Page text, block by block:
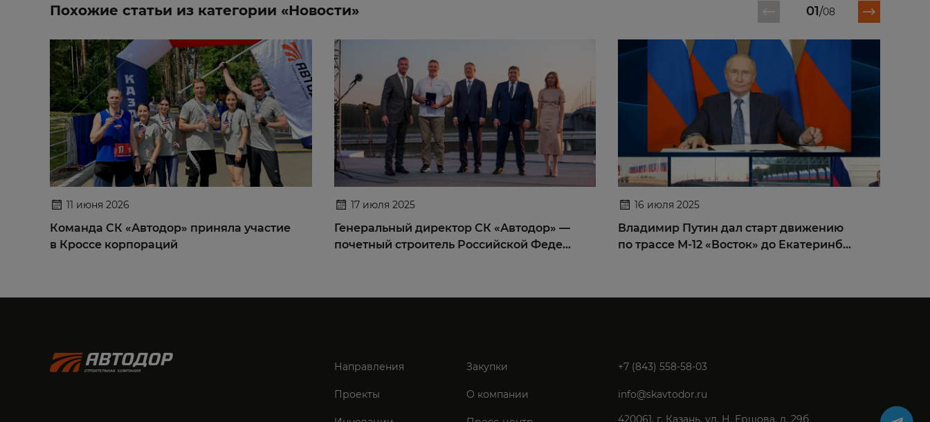
Похожие статьи из категории «Новости» 01/08
11 июня 2026
Команда СК «Автодор» приняла участие
в Кроссе корпораций
17 июля 2025
Генеральный директор СК «Автодор» —
почетный строитель Российской Феде…
16 июля 2025
Владимир Путин дал старт движению
по трассе М-12 «Восток» до Екатеринб…
Направления
Проекты
Закупки
О компании
+7 (843) 558-58-03
info@skavtodor.ru
420061, г. Казань, ул. Н. Ершова, д. 29б